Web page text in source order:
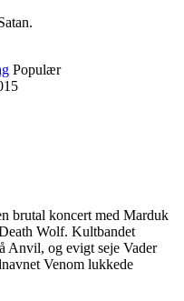
Populær
brutal koncert med Marduk
Wolf. Kultbandet
Anvil, og evigt seje Vader
Venom lukkede